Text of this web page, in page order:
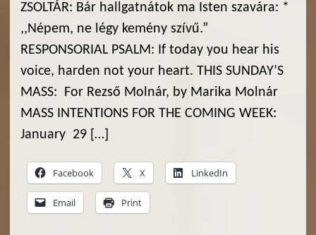
ZSOLTÁR: Bár hallgatnátok ma Isten szavára: *
,,Népem, ne légy kemény szívű.”
RESPONSORIAL PSALM: If today you hear his
voice, harden not your heart. THIS SUNDAY’S
MASS: For Rezső Molnár, by Marika Molnár
MASS INTENTIONS FOR THE COMING WEEK:
January 29 […]
Facebook X LinkedIn
Email Print